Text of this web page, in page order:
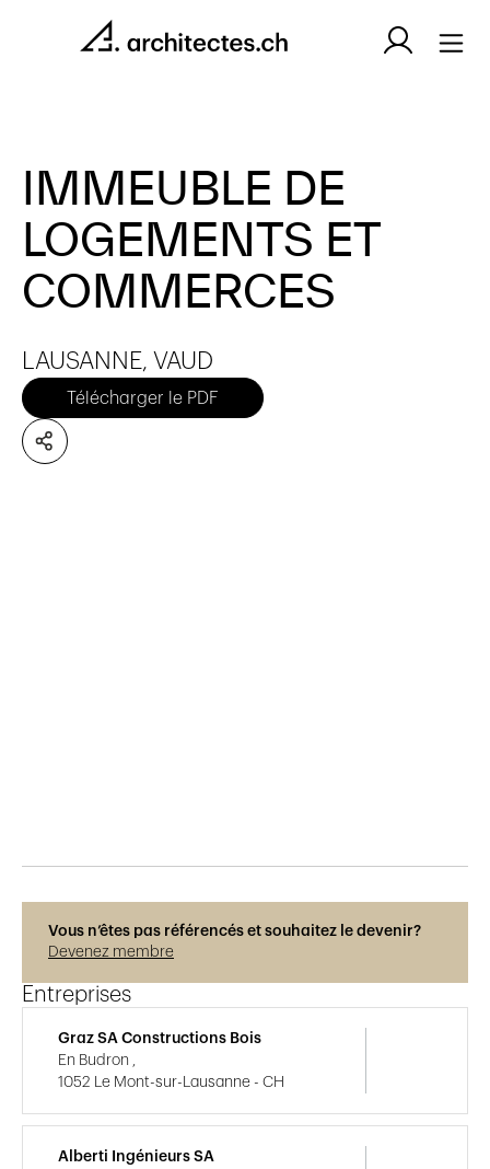
IMMEUBLE DE
LOGEMENTS ET
COMMERCES
LAUSANNE, VAUD
Télécharger le PDF
Vous n’êtes pas référencés et souhaitez le devenir?
Devenez membre
Entreprises
Graz SA Constructions Bois
En Budron ,
1052 Le Mont-sur-Lausanne - CH
Alberti Ingénieurs SA